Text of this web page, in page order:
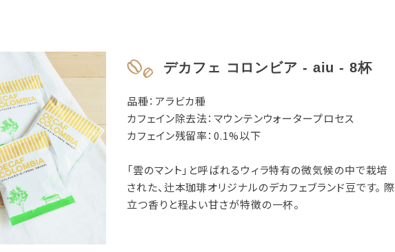
デカフェ コロンビア - aiu - 8杯
品種：アラビカ種
カフェイン除去法：マウンテンウォータープロセス
カフェイン残留率：0.1%以下
「雲のマント」と呼ばれるウィラ特有の微気候の中で栽培
された、辻本珈琲オリジナルのデカフェブランド豆です。 際
立つ香りと程よい甘さが特徴の一杯。